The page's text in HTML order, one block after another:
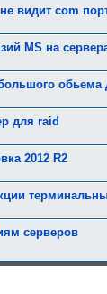
видит com
MS на
обьема
для raid
2012 R2
серверов